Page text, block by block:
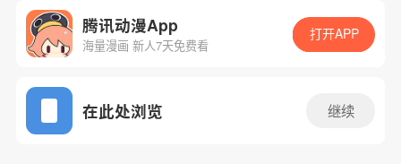
App免费看
腾讯动漫App
海量漫画 新人7天免费看
打开APP
在此处浏览 继续